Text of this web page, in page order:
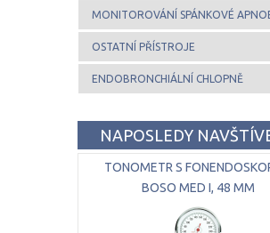
MONITOROVÁNÍ SPÁNKOVÉ
OSTATNÍ PŘÍSTROJE
ENDOBRONCHIÁLNÍ CHLOPNĚ
NAPOSLEDY
TONOMETR S
BOSO MED I, 48 MM